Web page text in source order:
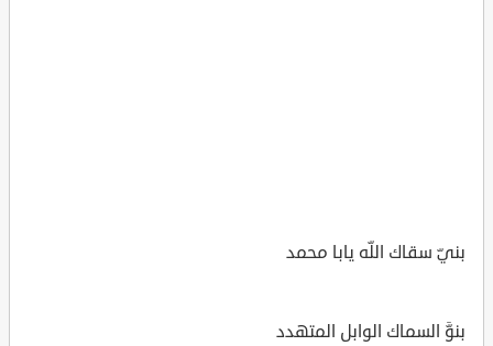
بنيّ سقاك اللّه يابا محمد
بنوَّ السماك الوابل المتهدد